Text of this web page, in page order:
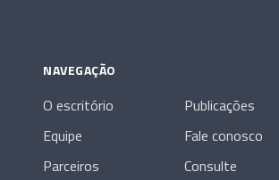
NAVEGAÇÃO
O escritório
Equipe
Parceiros
Publicações
Fale conosco
Consulte